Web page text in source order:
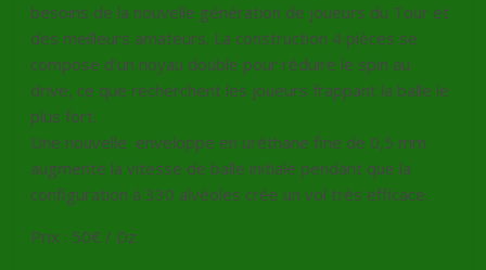
besoins de la nouvelle génération de joueurs du Tour et
des meilleurs amateurs. La construction 4 pièces se
compose d’un noyau double pour réduire le spin au
drive, ce que recherchent les joueurs frappant la balle le
plus fort.
Une nouvelle enveloppe en uréthane fine de 0,5 mm
augmente la vitesse de balle initiale pendant que la
configuration à 330 alvéoles crée un vol très efficace.
Prix : 50€ / Dz